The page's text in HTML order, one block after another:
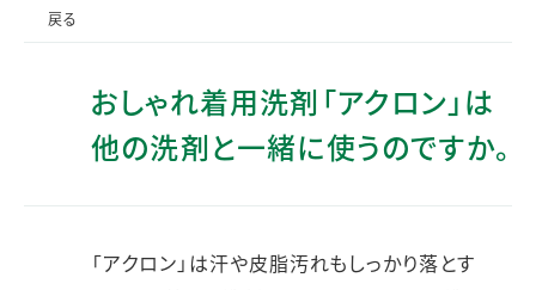
戻る
おしゃれ着用洗剤「アクロン」は
他の洗剤と一緒に使うのですか。
「アクロン」は汗や皮脂汚れもしっかり落とす